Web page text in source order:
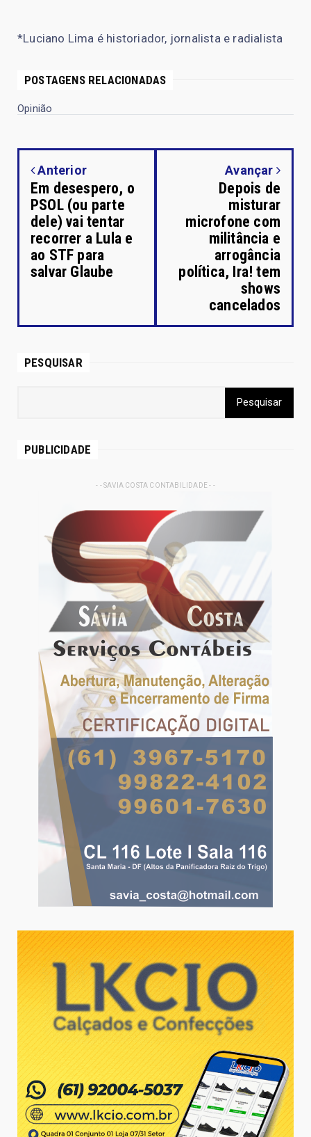
*Luciano Lima é historiador, jornalista e radialista
POSTAGENS RELACIONADAS
Opinião
Anterior
Em desespero, o
PSOL (ou parte
dele) vai tentar
recorrer a Lula e
ao STF para
salvar Glaube
Avançar
Depois de
misturar
microfone com
militância e
arrogância
política, Ira! tem
shows
cancelados
PESQUISAR
PUBLICIDADE
- - SAVIA COSTA CONTABILIDADE - -